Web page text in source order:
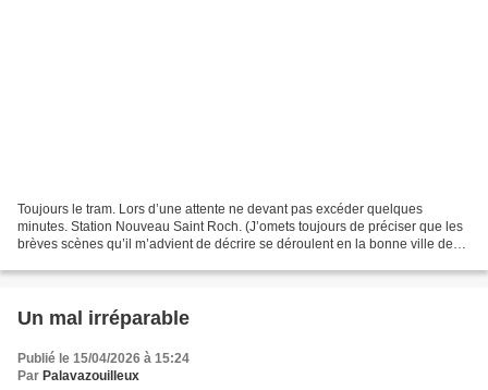
Toujours le tram. Lors d’une attente ne devant pas excéder quelques
minutes. Station Nouveau Saint Roch. (J’omets toujours de préciser que les
brèves scènes qu’il m’advient de décrire se déroulent en la bonne ville de
Un mal irréparable
Publié le 15/04/2026 à 15:24
Par Palavazouilleux